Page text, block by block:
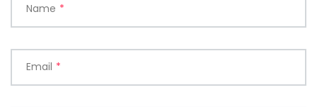
Name *
Email *